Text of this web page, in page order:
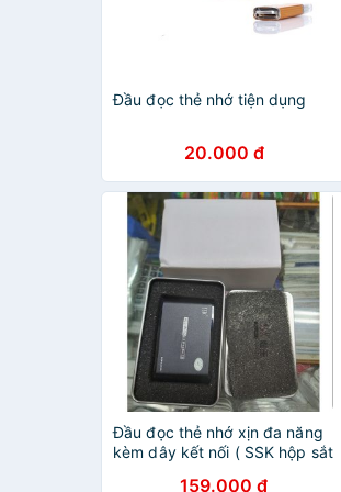
Đầu đọc thẻ nhớ tiện dụng
20.000 đ
Đầu đọc thẻ nhớ xịn đa năng
kèm dây kết nối ( SSK hộp sắt
159.000 đ